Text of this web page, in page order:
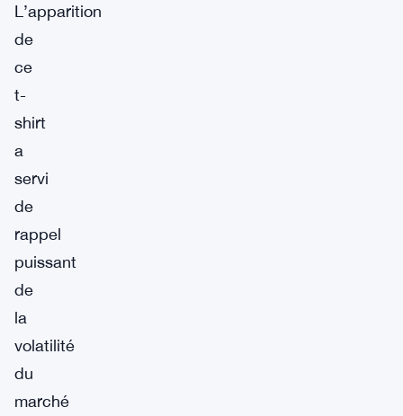
L’apparition
de
ce
t-
shirt
a
servi
de
rappel
puissant
de
la
volatilité
du
marché